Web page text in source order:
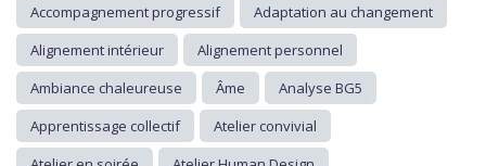
Accompagnement progressif
Adaptation au changement
Alignement intérieur
Alignement personnel
Ambiance chaleureuse
Âme
Analyse BG5
Apprentissage collectif
Atelier convivial